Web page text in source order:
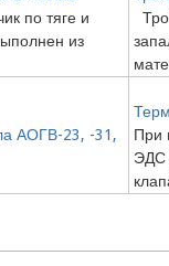
по тяге и
из
АОГВ-23, -31,
При
ЭДС